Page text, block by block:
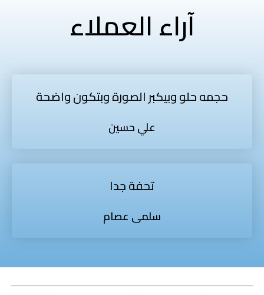
آراء العملاء
حجمه حلو وبيكبر الصورة وبتكون واضحة
علي حسين
تحفة جدا
سلمى عصام